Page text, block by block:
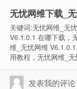
无忧网维下载_
关键词:无忧网维_无
V6.1.0.1 在哪下载，
维_无忧网维
用教程，无忧网维_
发表我的评论